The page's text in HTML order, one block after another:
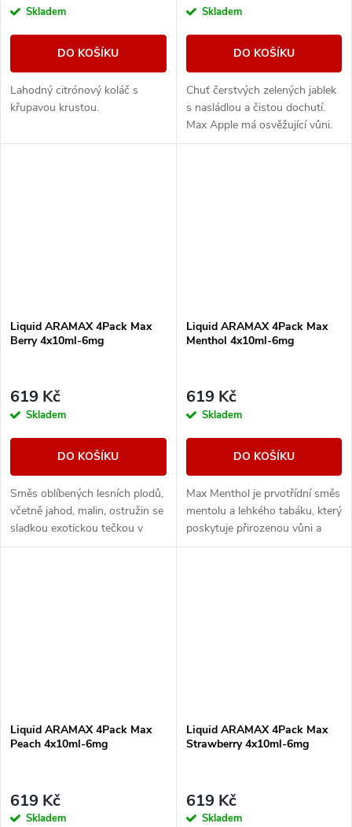
Skladem
DO KOŠÍKU
Lahodný citrónový koláč s
křupavou krustou.
Skladem
DO KOŠÍKU
Chuť čerstvých zelených jablek
s nasládlou a čistou dochutí.
Max Apple má osvěžující vůni.
Liquid ARAMAX 4Pack Max
Berry 4x10ml-6mg
619 Kč
Skladem
DO KOŠÍKU
Směs oblíbených lesních plodů,
včetně jahod, malin, ostružin se
sladkou exotickou tečkou v
podobě manga.
Liquid ARAMAX 4Pack Max
Menthol 4x10ml-6mg
619 Kč
Skladem
DO KOŠÍKU
Max Menthol je prvotřídní směs
mentolu a lehkého tabáku, který
poskytuje přirozenou vůni a
maximální osvěžení.
Liquid ARAMAX 4Pack Max
Peach 4x10ml-6mg
619 Kč
Skladem
Liquid ARAMAX 4Pack Max
Strawberry 4x10ml-6mg
619 Kč
Skladem